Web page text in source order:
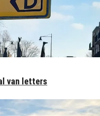
van letters